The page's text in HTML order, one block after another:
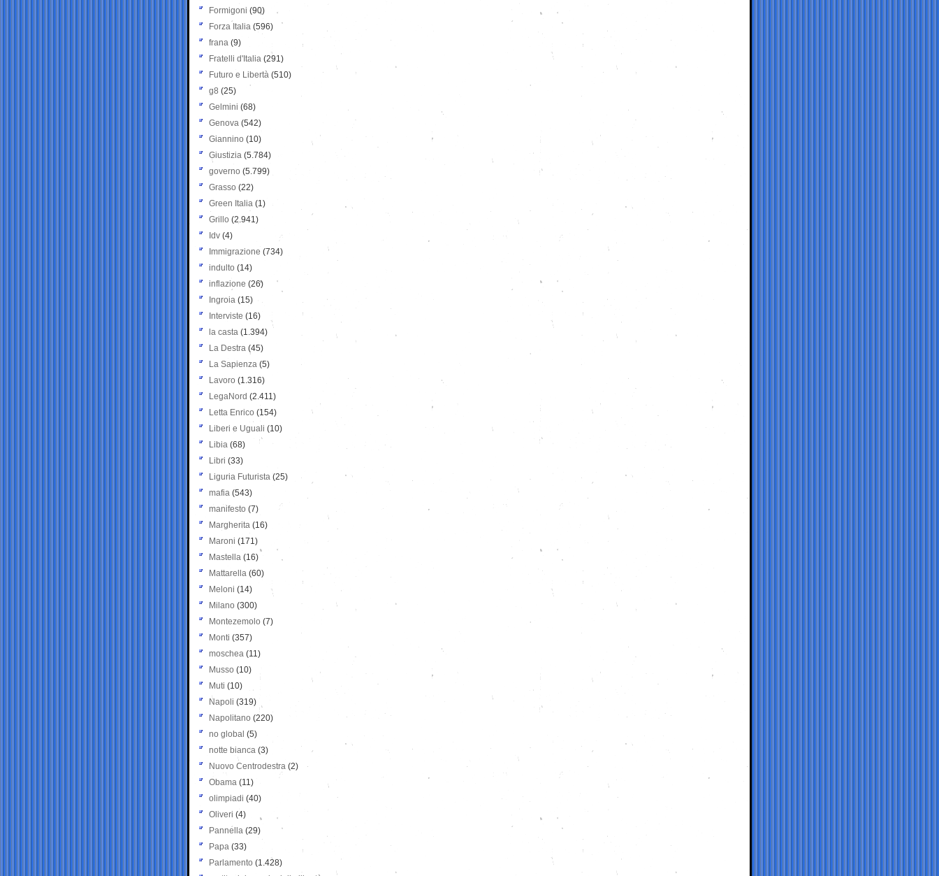
Formigoni (90)
Forza Italia (596)
frana (9)
Fratelli d'Italia (291)
Futuro e Libertà (510)
g8 (25)
Gelmini (68)
Genova (542)
Giannino (10)
Giustizia (5.784)
governo (5.799)
Grasso (22)
Green Italia (1)
Grillo (2.941)
Idv (4)
Immigrazione (734)
indulto (14)
inflazione (26)
Ingroia (15)
Interviste (16)
la casta (1.394)
La Destra (45)
La Sapienza (5)
Lavoro (1.316)
LegaNord (2.411)
Letta Enrico (154)
Liberi e Uguali (10)
Libia (68)
Libri (33)
Liguria Futurista (25)
mafia (543)
manifesto (7)
Margherita (16)
Maroni (171)
Mastella (16)
Mattarella (60)
Meloni (14)
Milano (300)
Montezemolo (7)
Monti (357)
moschea (11)
Musso (10)
Muti (10)
Napoli (319)
Napolitano (220)
no global (5)
notte bianca (3)
Nuovo Centrodestra (2)
Obama (11)
olimpiadi (40)
Oliveri (4)
Pannella (29)
Papa (33)
Parlamento (1.428)